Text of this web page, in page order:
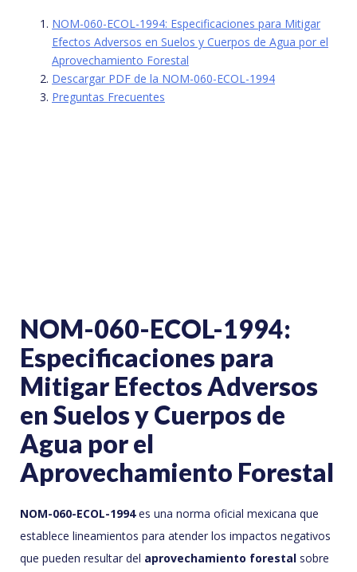
NOM-060-ECOL-1994: Especificaciones para Mitigar
Efectos Adversos en Suelos y Cuerpos de Agua por el
Aprovechamiento Forestal
Descargar PDF de la NOM-060-ECOL-1994
Preguntas Frecuentes
NOM-060-ECOL-1994:
Especificaciones para
Mitigar Efectos Adversos
en Suelos y Cuerpos de
Agua por el
Aprovechamiento Forestal
NOM-060-ECOL-1994es una norma oficial mexicana que
establece lineamientos para atender los impactos negativos
que pueden resultar del aprovechamiento forestal sobre